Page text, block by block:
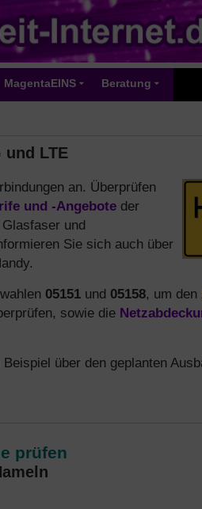
MagentaEINS Beratung
und LTE
an. Überprüfen
und -Angebote der
und
Sie sich auch über
05151 und 05158, um den
sowie die
Beispiel über den geplanten
prüfen